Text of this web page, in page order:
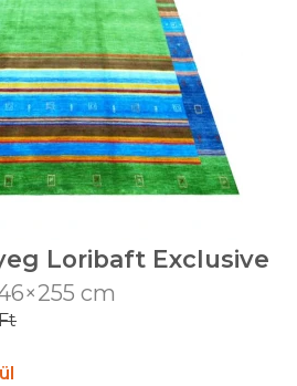
Loribaft Exclusive
cm